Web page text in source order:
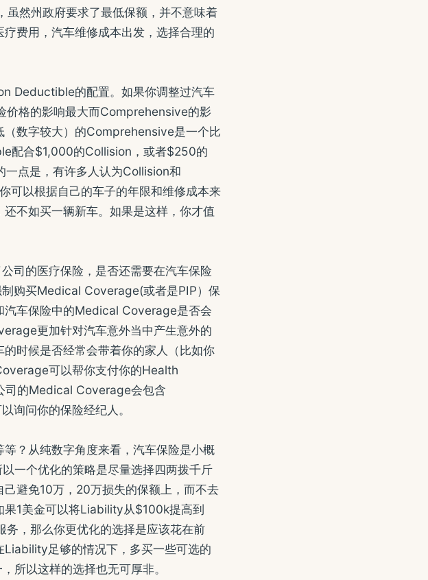
然州政府要求了最低保额，并不意味着
费用，汽车维修成本出发，选择合理的
Deductible的配置。如果你调整过汽车
格的影响最大而Comprehensive的影
数字较大）的Comprehensive是一个比
配合$1,000的Collision，或者$250的
点是，有许多人认为Collision和
可以根据自己的车子的年限和维修成本来
不如买一辆新车。如果是这样，你才值
司的医疗保险，是否还需要在汽车保险
购买Medical Coverage(或者是PIP）保
汽车保险中的Medical Coverage是否会
更加针对汽车意外当中产生意外的
时候是否经常会带着你的家人（比如你
可以帮你支付你的Health
司的Medical Coverage会包含
询问你的保险经纪人。
？从纯数字角度来看，汽车保险是小概
一个优化的策略是尽量选择四两拨千斤
避免10万，20万损失的保额上，而不去
果1美金可以将Liability从$100k提高到
，那么你更优化的选择是应该花在前
足够的情况下，多买一些可选的
所以这样的选择也无可厚非。